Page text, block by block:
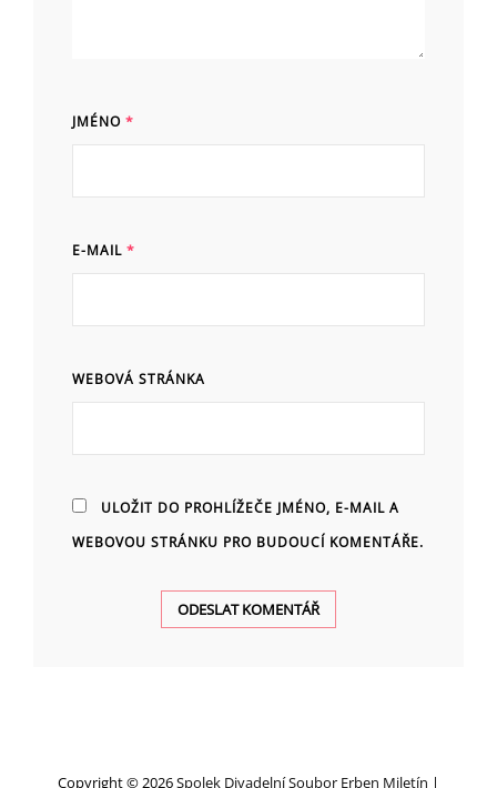
JMÉNO *
E-MAIL *
WEBOVÁ STRÁNKA
ULOŽIT DO PROHLÍŽEČE JMÉNO, E-MAIL A
WEBOVOU STRÁNKU PRO BUDOUCÍ KOMENTÁŘE.
Copyright © 2026Spolek Divadelní Soubor Erben Miletín |